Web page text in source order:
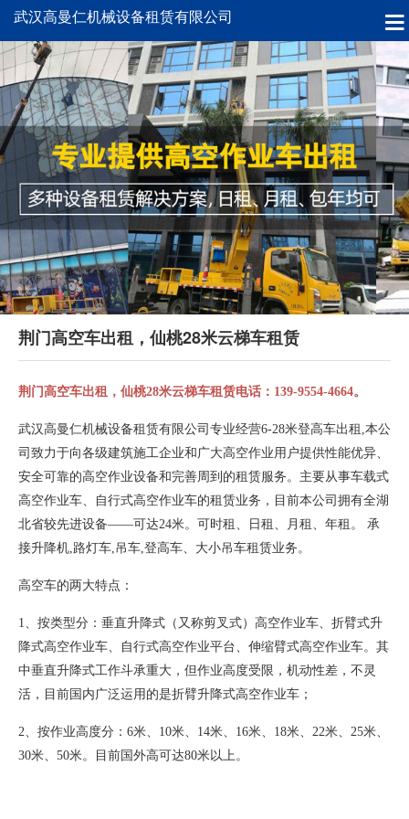
武汉高曼仁机械设备租赁有限公司
荆门高空车出租，仙桃28米云梯车租赁
荆门高空车出租，仙桃28米云梯车租赁电话：139-9554-4664。
武汉高曼仁机械设备租赁有限公司专业经营6-28米登高车出租,本公
司致力于向各级建筑施工企业和广大高空作业用户提供性能优异、
安全可靠的高空作业设备和完善周到的租赁服务。主要从事车载式
高空作业车、自行式高空作业车的租赁业务，目前本公司拥有全湖
北省较先进设备——可达24米。可时租、日租、月租、年租。 承
接升降机,路灯车,吊车,登高车、大小吊车租赁业务。
高空车的两大特点：
1、按类型分：垂直升降式（又称剪叉式）高空作业车、折臂式升
降式高空作业车、自行式高空作业平台、伸缩臂式高空作业车。其
中垂直升降式工作斗承重大，但作业高度受限，机动性差，不灵
活，目前国内广泛运用的是折臂升降式高空作业车；
2、按作业高度分：6米、10米、14米、16米、18米、22米、25米、
30米、50米。目前国外高可达80米以上。